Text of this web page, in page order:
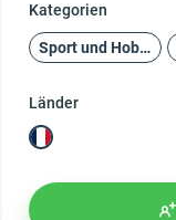
Kategorien
Sport und Hobby
Länder